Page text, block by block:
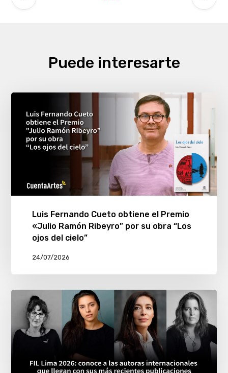
Puede interesarte
Luis Fernando Cueto obtiene el Premio
«Julio Ramón Ribeyro” por su obra “Los
ojos del cielo”
24/07/2026